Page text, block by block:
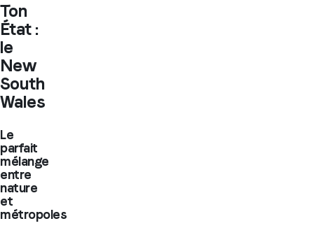
Ton
État :
le
New
South
Wales
Le
parfait
mélange
entre
nature
et
métropoles